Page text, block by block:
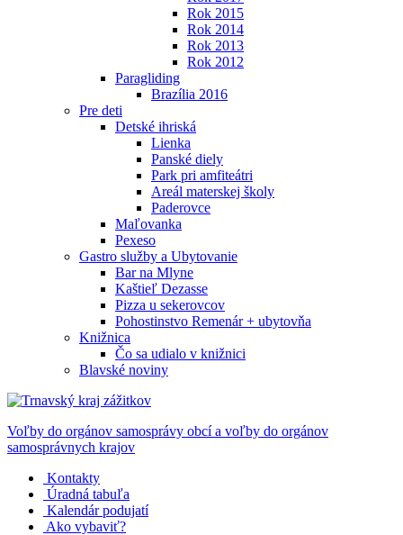
Rok 2015
Rok 2014
Rok 2013
Rok 2012
Paragliding
Brazília 2016
Pre deti
Detské ihriská
Lienka
Panské diely
Park pri amfiteátri
Areál materskej školy
Paderovce
Maľovanka
Pexeso
Gastro služby a Ubytovanie
Bar na Mlyne
Kaštieľ Dezasse
Pizza u sekerovcov
Pohostinstvo Remenár + ubytovňa
Knižnica
Čo sa udialo v knižnici
Blavské noviny
Voľby do orgánov samosprávy obcí a voľby do orgánov
samosprávnych krajov
Kontakty
Úradná tabuľa
Kalendár podujatí
Ako vybaviť?